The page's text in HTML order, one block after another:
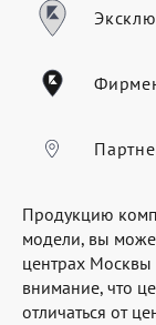
данных
Продукцию
модели, вы
центрах
внимание, что
отличаться от